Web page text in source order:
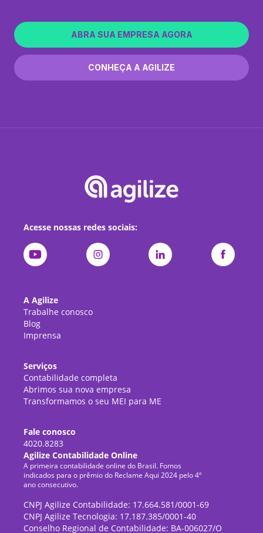
ABRA SUA EMPRESA AGORA
CONHEÇA A AGILIZE
Acesse nossas redes sociais:
A Agilize
Trabalhe conosco
Blog
Imprensa
Serviços
Contabilidade completa
Abrimos sua nova empresa
Transformamos o seu MEI para ME
Fale conosco
4020.8283
Agilize Contabilidade Online
A primeira contabilidade online do Brasil. Fomos
indicados para o prêmio do Reclame Aqui 2024 pelo 4º
ano consecutivo.
CNPJ Agilize Contabilidade: 17.664.581/0001-69
CNPJ Agilize Tecnologia: 17.187.385/0001-40
Conselho Regional de Contabilidade: BA-006027/O